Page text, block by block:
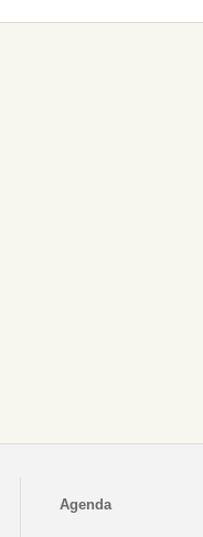
Agenda